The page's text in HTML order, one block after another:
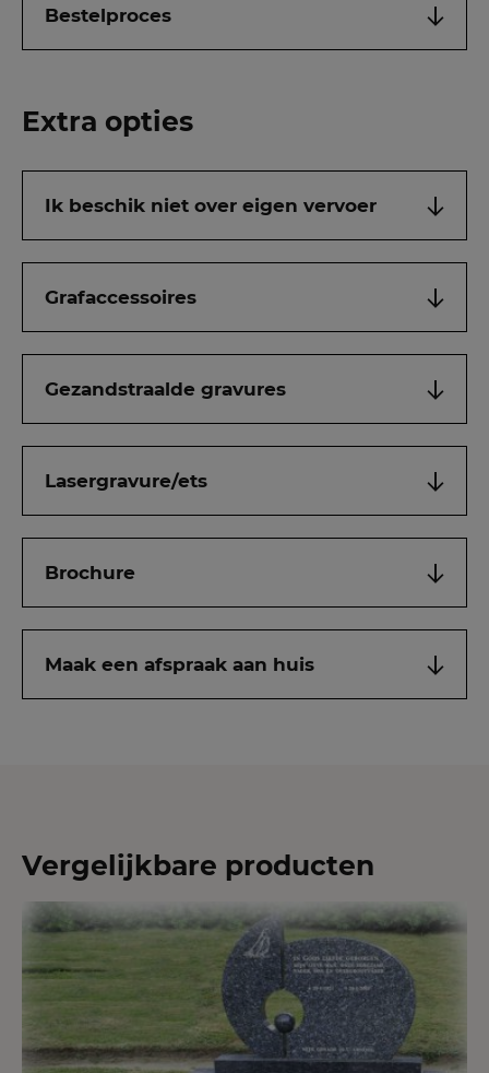
Bestelproces
Extra opties
Ik beschik niet over eigen vervoer
Grafaccessoires
Gezandstraalde gravures
Lasergravure/ets
Brochure
Maak een afspraak aan huis
Vergelijkbare producten